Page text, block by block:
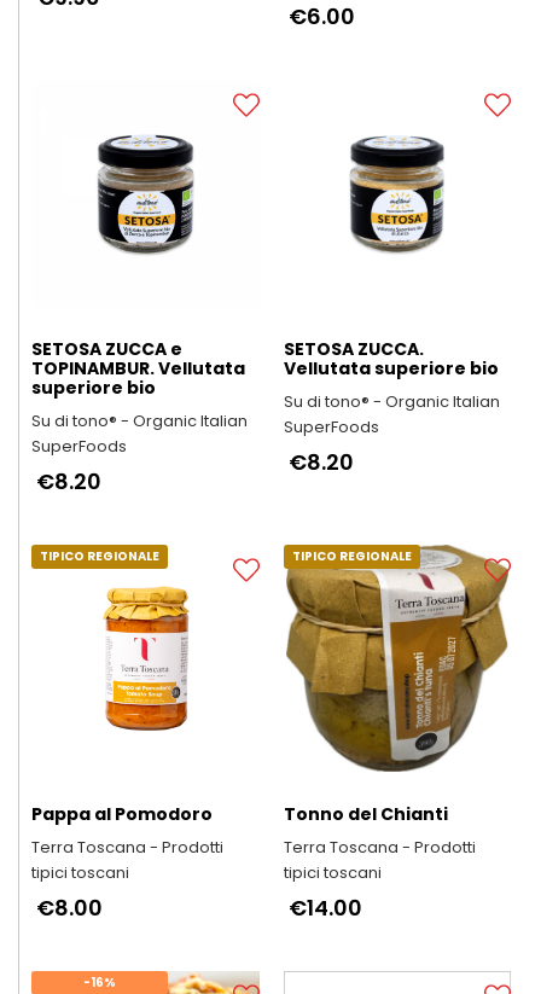
ama €6.00
SETOSA ZUCCA e
TOPINAMBUR. Vellutata
superiore bio
Su di tono® - Organic Italian
SuperFoods
€8.20
SETOSA ZUCCA.
Vellutata superiore bio
Su di tono® - Organic Italian
SuperFoods
€8.20
TIPICO REGIONALE
Pappa al Pomodoro
Terra Toscana - Prodotti
tipici toscani
€8.00
TIPICO REGIONALE
Tonno del Chianti
Terra Toscana - Prodotti
tipici toscani
€14.00
-16%